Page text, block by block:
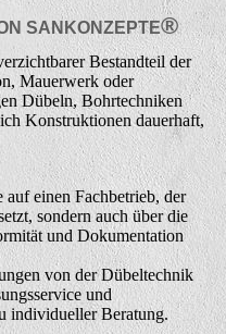
SANKONZEPTE®
Bestandteil der
Mauerwerk oder
Dübeln, Bohrtechniken
Konstruktionen dauerhaft,
einen Fachbetrieb, der
sondern auch über die
und Dokumentation
von der Dübeltechnik
und
individueller Beratung.